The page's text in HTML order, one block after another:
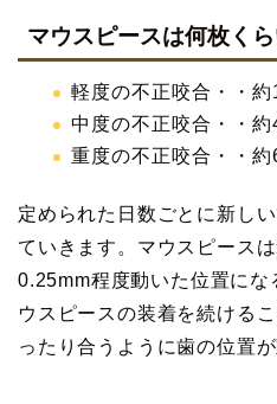
マウスピースは何枚く
軽度の不正咬合・・
中度の不正咬合・・
重度の不正咬合・・
定められた日数ごとに新し
ていきます。マウスピース
0.25mm程度動いた位置に
ウスピースの装着を続ける
ったり合うように歯の位置